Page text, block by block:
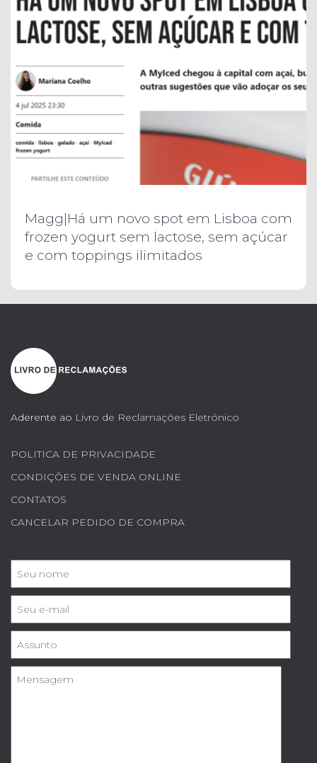
Magg|Há um novo spot em Lisboa com
frozen yogurt sem lactose, sem açúcar
e com toppings ilimitados
Aderente ao Livro de Reclamações Eletrónico
POLITICA DE PRIVACIDADE
CONDIÇÕES DE VENDA ONLINE
CONTATOS
CANCELAR PEDIDO DE COMPRA